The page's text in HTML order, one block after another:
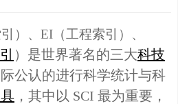
）、EI（工程索引）、
）是世界著名的三大科技
公认的进行科学统计与科
，其中以 SCI 最为重要，